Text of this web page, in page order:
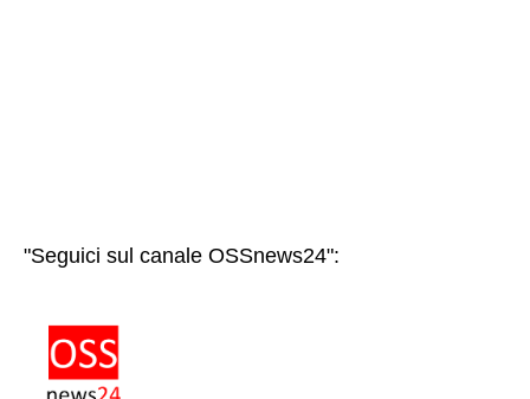
"Seguici sul canale OSSnews24":